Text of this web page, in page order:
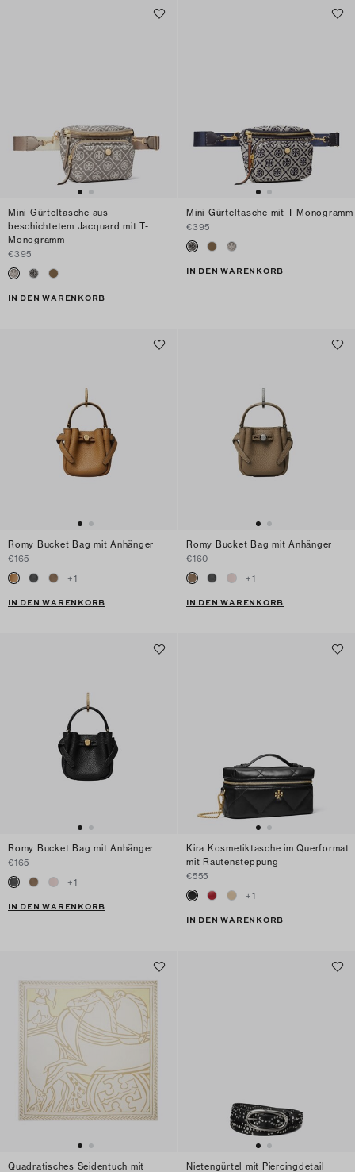
Mini-Gürteltasche aus
beschichtetem Jacquard mit T-
Monogramm
€395
IN DEN WARENKORB
Mini-Gürteltasche mit T-Monogramm
€395
IN DEN WARENKORB
Romy Bucket Bag mit Anhänger
€165
+1
IN DEN WARENKORB
Romy Bucket Bag mit Anhänger
€160
+1
IN DEN WARENKORB
Romy Bucket Bag mit Anhänger
€165
+1
IN DEN WARENKORB
Kira Kosmetiktasche im Querformat
mit Rautensteppung
€555
+1
IN DEN WARENKORB
Quadratisches Seidentuch mit Nietengürtel mit Piercingdetail